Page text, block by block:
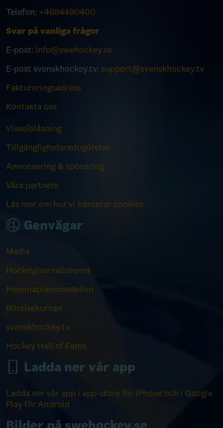
Telefon: +4684490400
Svar på vanliga frågor
E-post: info@swehockey.se
E-post svenskhockey.tv: support@svenskhockey.tv
Faktureringsadress
Kontakta oss
Visselblåsning
Tillgänglighetsredogörelse
Annonsering & sponsring
Våra partners
Läs mer om hur vi hanterar cookies
Genvägar
Media
Hockeyjournalisterna
Hemmaplansmodellen
Rörelsekurvan
svenskhockey.tv
Hockey Hall of Fame
Ladda ner vår app
Ladda ner vår app i app-store för iPhone och i Google
Play för Android